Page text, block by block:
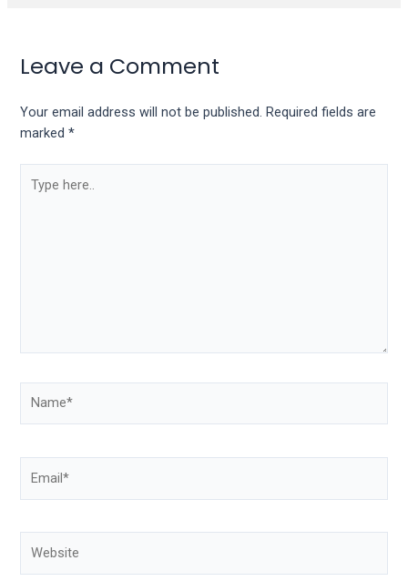
Leave a Comment
Your email address will not be published. Required fields are
marked*
here..